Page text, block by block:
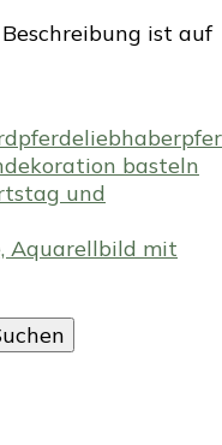
ist auf
pferdeliebhaber
basteln
und
Aquarellbild mit